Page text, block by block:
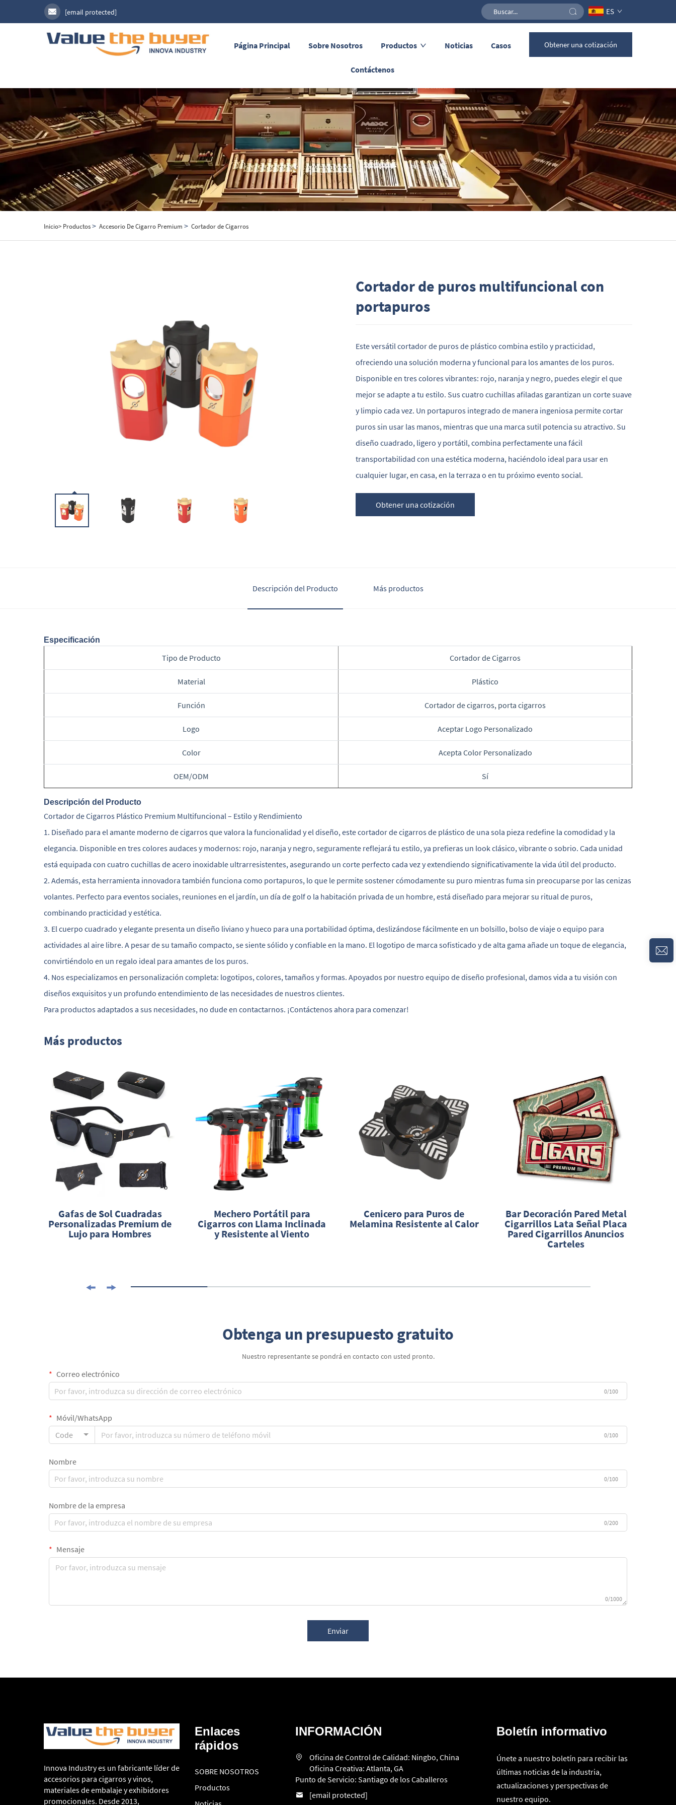
[email protected] ES
Página Principal Sobre Nosotros Productos Noticias Casos
Contáctenos
Obtener una cotización
Inicio> Productos> Accesorio De Cigarro Premium > Cortador de Cigarros
Cortador de puros multifuncional con
portapuros
Este versátil cortador de puros de plástico combina estilo y practicidad,
ofreciendo una solución moderna y funcional para los amantes de los puros.
Disponible en tres colores vibrantes: rojo, naranja y negro, puedes elegir el que
mejor se adapte a tu estilo. Sus cuatro cuchillas afiladas garantizan un corte suave
y limpio cada vez. Un portapuros integrado de manera ingeniosa permite cortar
puros sin usar las manos, mientras que una marca sutil potencia su atractivo. Su
diseño cuadrado, ligero y portátil, combina perfectamente una fácil
transportabilidad con una estética moderna, haciéndolo ideal para usar en
cualquier lugar, en casa, en la terraza o en tu próximo evento social.
Obtener una cotización
Descripción del Producto Más productos
Especificación
Tipo de Producto Cortador de Cigarros
Material Plástico
Función Cortador de cigarros, porta cigarros
Logo Aceptar Logo Personalizado
Color Acepta Color Personalizado
OEM/ODM Sí
Descripción del Producto
Cortador de Cigarros Plástico Premium Multifuncional – Estilo y Rendimiento
1. Diseñado para el amante moderno de cigarros que valora la funcionalidad y el diseño, este cortador de cigarros de plástico de una sola pieza redefine la comodidad y la
elegancia. Disponible en tres colores audaces y modernos: rojo, naranja y negro, seguramente reflejará tu estilo, ya prefieras un look clásico, vibrante o sobrio. Cada unidad
está equipada con cuatro cuchillas de acero inoxidable ultrarresistentes, asegurando un corte perfecto cada vez y extendiendo significativamente la vida útil del producto.
2. Además, esta herramienta innovadora también funciona como portapuros, lo que le permite sostener cómodamente su puro mientras fuma sin preocuparse por las cenizas
volantes. Perfecto para eventos sociales, reuniones en el jardín, un día de golf o la habitación privada de un hombre, está diseñado para mejorar su ritual de puros,
combinando practicidad y estética.
3. El cuerpo cuadrado y elegante presenta un diseño liviano y hueco para una portabilidad óptima, deslizándose fácilmente en un bolsillo, bolso de viaje o equipo para
actividades al aire libre. A pesar de su tamaño compacto, se siente sólido y confiable en la mano. El logotipo de marca sofisticado y de alta gama añade un toque de elegancia,
convirtiéndolo en un regalo ideal para amantes de los puros.
4. Nos especializamos en personalización completa: logotipos, colores, tamaños y formas. Apoyados por nuestro equipo de diseño profesional, damos vida a tu visión con
diseños exquisitos y un profundo entendimiento de las necesidades de nuestros clientes.
Para productos adaptados a sus necesidades, no dude en contactarnos. ¡Contáctenos ahora para comenzar!
Más productos
Gafas de Sol Cuadradas
Personalizadas Premium de
Lujo para Hombres
Mechero Portátil para
Cigarros con Llama Inclinada
y Resistente al Viento
Cenicero para Puros de
Melamina Resistente al Calor
Bar Decoración Pared Metal
Cigarrillos Lata Señal Placa
Pared Cigarrillos Anuncios
Carteles
Obtenga un presupuesto gratuito
Nuestro representante se pondrá en contacto con usted pronto.
Correo electrónico
0/100
Móvil/WhatsApp
Code
0/100
Nombre
0/100
Nombre de la empresa
0/200
Mensaje
0/1000
Enviar
Innova Industry es un fabricante líder de
accesorios para cigarros y vinos,
materiales de embalaje y exhibidores
promocionales. Desde 2013,
Enlaces
rápidos
SOBRE NOSOTROS
Productos
INFORMACIÓN
Oficina de Control de Calidad: Ningbo, China
Oficina Creativa: Atlanta, GA
Punto de Servicio: Santiago de los Caballeros
[email protected]
Boletín informativo
Únete a nuestro boletín para recibir las
últimas noticias de la industria,
actualizaciones y perspectivas de
nuestro equipo.